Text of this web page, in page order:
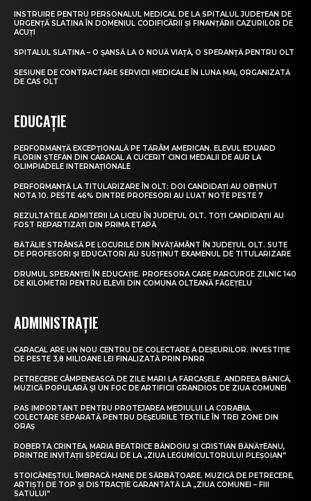
INSTRUIRE PENTRU PERSONALUL MEDICAL DE LA SPITALUL JUDEȚEAN DE
URGENȚĂ SLATINA ÎN DOMENIUL CODIFICĂRII ȘI FINANȚĂRII CAZURILOR DE
ACUȚI
SPITALUL SLATINA – O ȘANSĂ LA O NOUĂ VIAȚĂ, O SPERANȚĂ PENTRU OLT
SESIUNE DE CONTRACTARE SERVICII MEDICALE ÎN LUNA MAI, ORGANIZATĂ
DE CAS OLT
EDUCAȚIE
PERFORMANȚĂ EXCEPȚIONALĂ PE TĂRÂM AMERICAN. ELEVUL EDUARD
FLORIN ȘTEFAN DIN CARACAL A CUCERIT CINCI MEDALII DE AUR LA
OLIMPIADELE INTERNAȚIONALE
PERFORMANȚĂ LA TITULARIZARE ÎN OLT: DOI CANDIDAȚI AU OBȚINUT
NOTA 10. PESTE 46% DINTRE PROFESORI AU LUAT NOTE PESTE 7
REZULTATELE ADMITERII LA LICEU ÎN JUDEȚUL OLT. TOȚI CANDIDAȚII AU
FOST REPARTIZAȚI DIN PRIMA ETAPĂ
BĂTĂLIE STRÂNSĂ PE LOCURILE DIN ÎNVĂȚĂMÂNT ÎN JUDEȚUL OLT. SUTE
DE PROFESORI ȘI EDUCATORI AU SUSȚINUT EXAMENUL DE TITULARIZARE
DRUMUL SPERANȚEI ÎN EDUCAȚIE. PROFESORA CARE PARCURGE ZILNIC 140
DE KILOMETRI PENTRU ELEVII DIN COMUNA OLTEANĂ FĂGEȚELU
ADMINISTRAȚIE
CARACAL ARE UN NOU CENTRU DE COLECTARE A DEȘEURILOR. INVESTIȚIE
DE PESTE 3,8 MILIOANE LEI FINALIZATĂ PRIN PNRR
PETRECERE CÂMPENEASCĂ DE ZILE MARI LA FĂRCAȘELE. ANDREEA BĂNICĂ,
MUZICĂ POPULARĂ ȘI UN FOC DE ARTIFICII GRANDIOS DE ZIUA COMUNEI
PAS IMPORTANT PENTRU PROTEJAREA MEDIULUI LA CORABIA.
COLECTARE SEPARATĂ PENTRU DEȘEURILE TEXTILE ÎN TREI ZONE DIN
ORAȘ
ROBERTA CRINTEA, MARIA BEATRICE BĂNDOIU ȘI CRISTIAN BĂNĂȚEANU,
PRINTRE INVITAȚII SPECIALI DE LA „ZIUA LEGUMICULTORULUI PLEȘOIAN”
STOICĂNEȘTIUL ÎMBRACĂ HAINE DE SĂRBĂTOARE. MUZICĂ DE PETRECERE,
ARTIȘTI DE TOP ȘI DISTRACȚIE GARANTATĂ LA „ZIUA COMUNEI – FIII
SATULUI”